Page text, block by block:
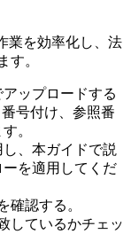
業を効率化し、法
す。
ップロードする
番号付け、参照番
。
し、本ガイドで説
を適用してくだ
確認する。
しているかチェッ